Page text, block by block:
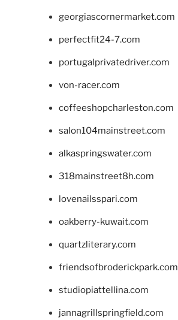
georgiascornermarket.com
perfectfit24-7.com
portugalprivatedriver.com
von-racer.com
coffeeshopcharleston.com
salon104mainstreet.com
alkaspringswater.com
318mainstreet8h.com
lovenailsspari.com
oakberry-kuwait.com
quartzliterary.com
friendsofbroderickpark.com
studiopiattellina.com
jannagrillspringfield.com